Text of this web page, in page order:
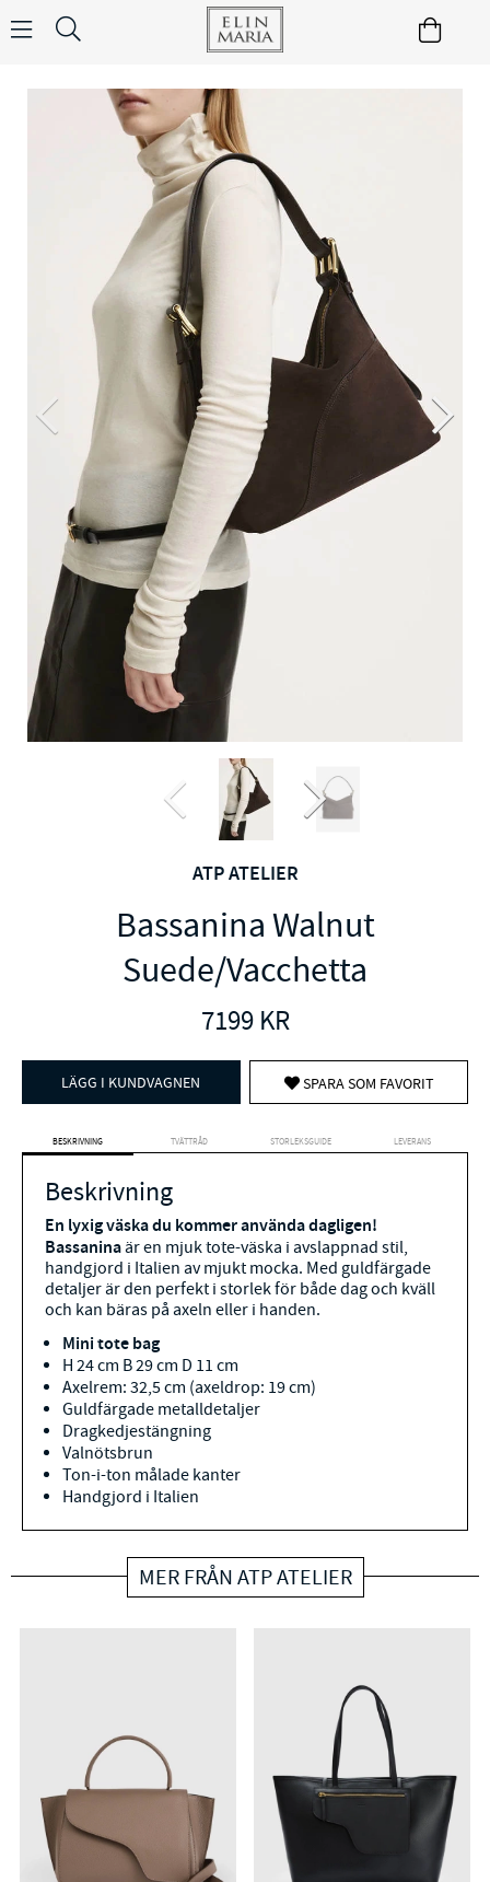
ATP ATELIER
Bassanina Walnut
Suede/Vacchetta
7199KR
LÄGG I KUNDVAGNEN SPARA SOM FAVORIT
BESKRIVNING TVÄTTRÅD STORLEKSGUIDE LEVERANS
Beskrivning
En lyxig väska du kommer använda dagligen!
Bassaninaär en mjuk tote-väska i avslappnad stil,
handgjord i Italien av mjukt mocka. Med guldfärgade
detaljer är den perfekt i storlek för både dag och kväll
och kan bäras på axeln eller i handen.
Mini tote bag
H 24 cm B 29 cm D 11 cm
Axelrem: 32,5 cm (axeldrop: 19 cm)
Guldfärgade metalldetaljer
Dragkedjestängning
Valnötsbrun
Ton-i-ton målade kanter
Handgjord i Italien
MER FRÅN ATP ATELIER